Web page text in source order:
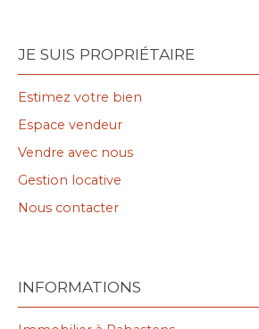
JE SUIS PROPRIÉTAIRE
Estimez votre bien
Espace vendeur
Vendre avec nous
Gestion locative
Nous contacter
INFORMATIONS